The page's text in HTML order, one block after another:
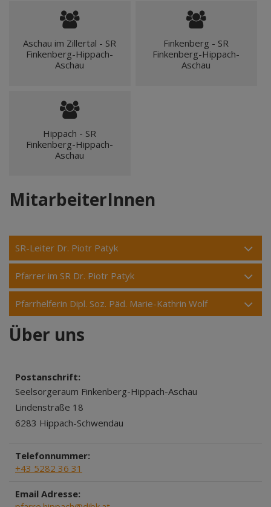
Aschau im Zillertal - SR
Finkenberg-Hippach-
Aschau
Finkenberg - SR
Finkenberg-Hippach-
Aschau
Hippach - SR
Finkenberg-Hippach-
Aschau
MitarbeiterInnen
SR-Leiter Dr. Piotr Patyk
Pfarrer im SR Dr. Piotr Patyk
Pfarrhelferin Dipl. Soz. Päd. Marie-Kathrin Wolf
Über uns
Postanschrift:
Seelsorgeraum Finkenberg-Hippach-Aschau
Lindenstraße 18
6283 Hippach-Schwendau
Telefonnummer:
+43 5282 36 31
Email Adresse: